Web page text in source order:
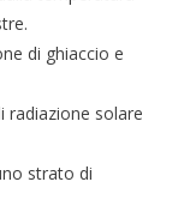
di ghiaccio e
radiazione solare
strato di